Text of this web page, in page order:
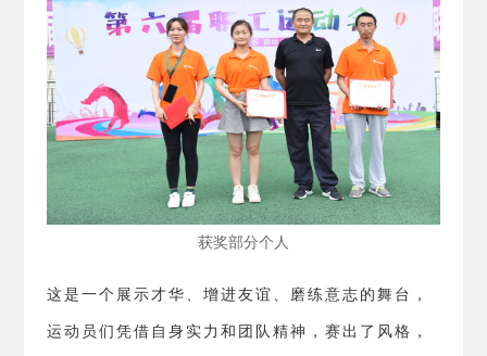
获奖部分个人
这是一个展示才华、增进友谊、磨练意志的舞台，
运动员们凭借自身实力和团队精神，赛出了风格，